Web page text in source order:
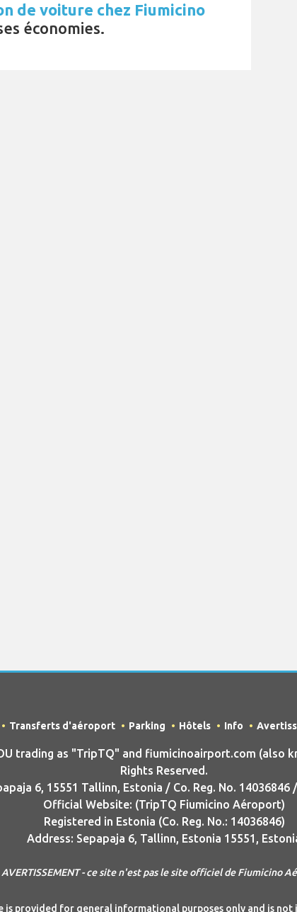
de voiture chez Fiumicino
économies.
Transferts d'aéroport Parking Hôtels Info
trading as "TripTQ" and fiumicinoairport.com (also
Rights Reserved.
6, 15551 Tallinn, Estonia / Co. Reg. No.
Official Website: (TripTQ Fiumicino Aéroport)
Registered in Estonia (Co. Reg. No.: 14036846)
Address: Sepapaja 6, Tallinn, Estonia 15551,
AVERTISSEMENT - ce site n'est pas le site officiel de Fiumicino
is provided for general informational purposes only and is not